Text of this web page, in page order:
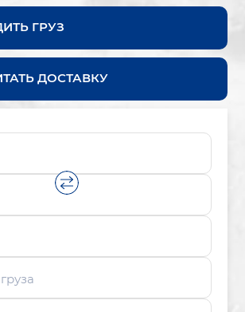
ГРУЗ
ДОСТАВКУ